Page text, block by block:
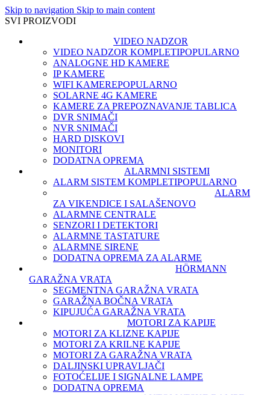
Skip to navigation Skip to main content
SVI PROIZVODI
VIDEO NADZOR
VIDEO NADZOR KOMPLETIPOPULARNO
ANALOGNE HD KAMERE
IP KAMERE
WIFI KAMEREPOPULARNO
SOLARNE 4G KAMERE
KAMERE ZA PREPOZNAVANJE TABLICA
DVR SNIMAČI
NVR SNIMAČI
HARD DISKOVI
MONITORI
DODATNA OPREMA
ALARMNI SISTEMI
ALARM SISTEM KOMPLETIPOPULARNO
ALARM
ZA VIKENDICE I SALAŠENOVO
ALARMNE CENTRALE
SENZORI I DETEKTORI
ALARMNE TASTATURE
ALARMNE SIRENE
DODATNA OPREMA ZA ALARME
HÖRMANN
GARAŽNA VRATA
SEGMENTNA GARAŽNA VRATA
GARAŽNA BOČNA VRATA
KIPUJUĆA GARAŽNA VRATA
MOTORI ZA KAPIJE
MOTORI ZA KLIZNE KAPIJE
MOTORI ZA KRILNE KAPIJE
MOTORI ZA GARAŽNA VRATA
DALJINSKI UPRAVLJAČI
FOTOĆELIJE I SIGNALNE LAMPE
DODATNA OPREMA